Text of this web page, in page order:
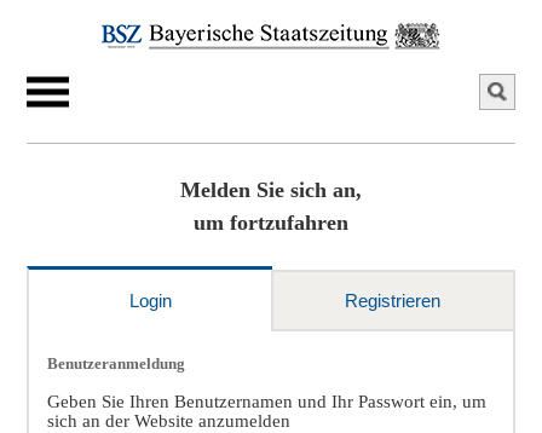
Melden Sie sich an,
um fortzufahren
Login Registrieren
Benutzeranmeldung
Geben Sie Ihren Benutzernamen und Ihr Passwort ein, um
sich an der Website anzumelden